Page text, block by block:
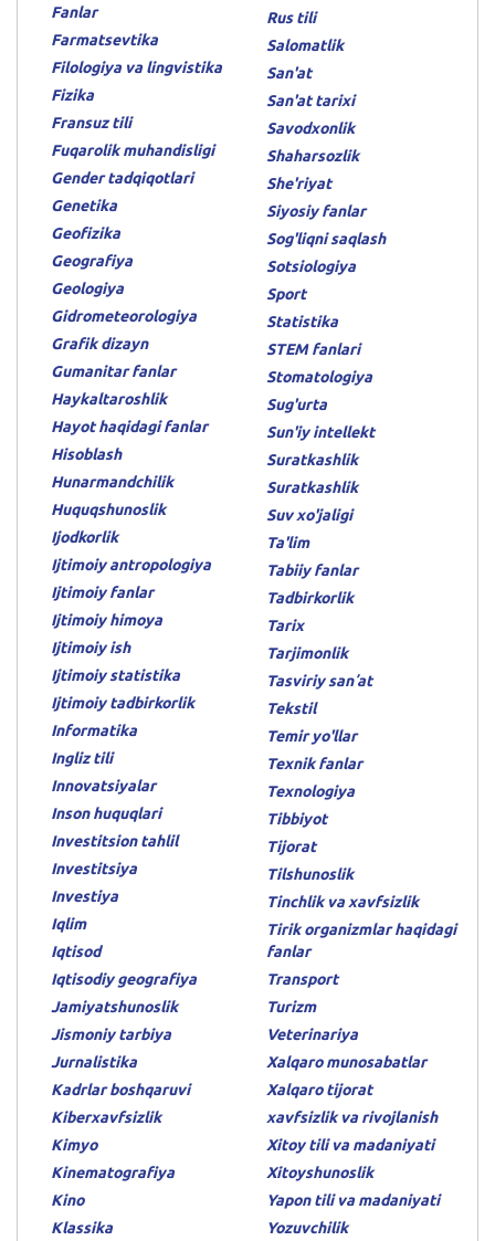
Fanlar
Farmatsevtika
Filologiya va lingvistika
Fizika
Fransuz tili
Fuqarolik muhandisligi
Gender tadqiqotlari
Genetika
Geofizika
Geografiya
Geologiya
Gidrometeorologiya
Grafik dizayn
Gumanitar fanlar
Haykaltaroshlik
Hayot haqidagi fanlar
Hisoblash
Hunarmandchilik
Huquqshunoslik
Ijodkorlik
Ijtimoiy antropologiya
Ijtimoiy fanlar
Ijtimoiy himoya
Ijtimoiy ish
Ijtimoiy statistika
Ijtimoiy tadbirkorlik
Informatika
Ingliz tili
Innovatsiyalar
Inson huquqlari
Investitsion tahlil
Investitsiya
Investiya
Iqlim
Iqtisod
Iqtisodiy geografiya
Jamiyatshunoslik
Jismoniy tarbiya
Jurnalistika
Kadrlar boshqaruvi
Kiberxavfsizlik
Kimyo
Kinematografiya
Kino
Klassika
Rus tili
Salomatlik
San'at
San'at tarixi
Savodxonlik
Shaharsozlik
She'riyat
Siyosiy fanlar
Sog'liqni saqlash
Sotsiologiya
Sport
Statistika
STEM fanlari
Stomatologiya
Sug'urta
Sun'iy intellekt
Suratkashlik
Suratkashlik
Suv xo'jaligi
Ta'lim
Tabiiy fanlar
Tadbirkorlik
Tarix
Tarjimonlik
Tasviriy sanʼat
Tekstil
Temir yo'llar
Texnik fanlar
Texnologiya
Tibbiyot
Tijorat
Tilshunoslik
Tinchlik va xavfsizlik
Tirik organizmlar haqidagi
fanlar
Transport
Turizm
Veterinariya
Xalqaro munosabatlar
Xalqaro tijorat
xavfsizlik va rivojlanish
Xitoy tili va madaniyati
Xitoyshunoslik
Yapon tili va madaniyati
Yozuvchilik